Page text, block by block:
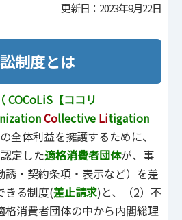
更新日：2023年9月22日
制度とは
COCoLiS【ココリ
Collective Litigation
全体利益を擁護するために、
定した適格消費者団体が、事
誘・契約条項・表示など）を差
きる制度(差止請求)と、（2）不
格消費者団体の中から内閣総理